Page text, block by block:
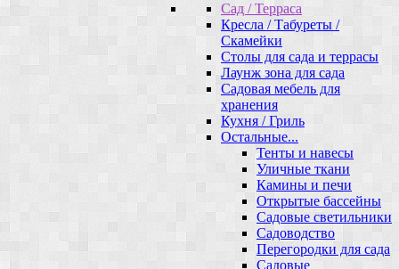
Сад / Терраса
Кресла / Табуреты /
Скамейки
Столы для сада и террасы
Лаунж зона для сада
Садовая мебель для
хранения
Кухня / Гриль
Остальные...
Тенты и навесы
Уличные ткани
Камины и печи
Открытые бассейны
Садовые светильники
Садоводство
Перегородки для сада
Садовые